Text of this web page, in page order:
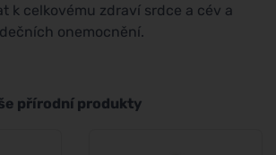
k celkovému zdraví srdce a cév a
onemocnění.
přírodní produkty